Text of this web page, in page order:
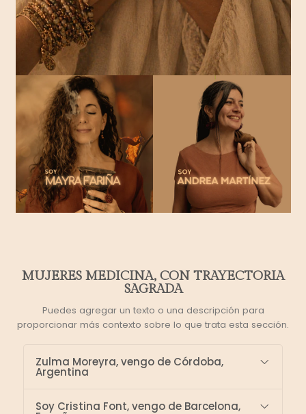
MUJERES MEDICINA, CON TRAYECTORIA
SAGRADA
Puedes agregar un texto o una descripción para
proporcionar más contexto sobre lo que trata esta sección.
Zulma Moreyra, vengo de Córdoba,
Argentina
Soy Cristina Font, vengo de Barcelona,